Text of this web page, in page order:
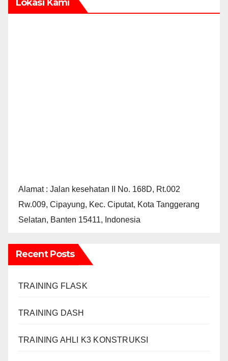
Lokasi Kami
Alamat : Jalan kesehatan II No. 168D, Rt.002
Rw.009, Cipayung, Kec. Ciputat, Kota Tanggerang
Selatan, Banten 15411, Indonesia
Recent Posts
TRAINING FLASK
TRAINING DASH
TRAINING AHLI K3 KONSTRUKSI